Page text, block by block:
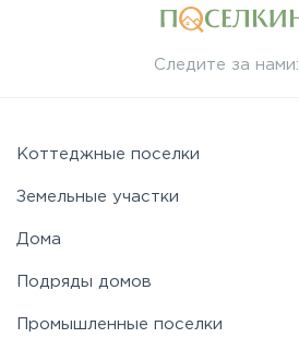
Следите за нами:
Коттеджные поселки
Земельные участки
Дома
Подряды домов
Промышленные поселки